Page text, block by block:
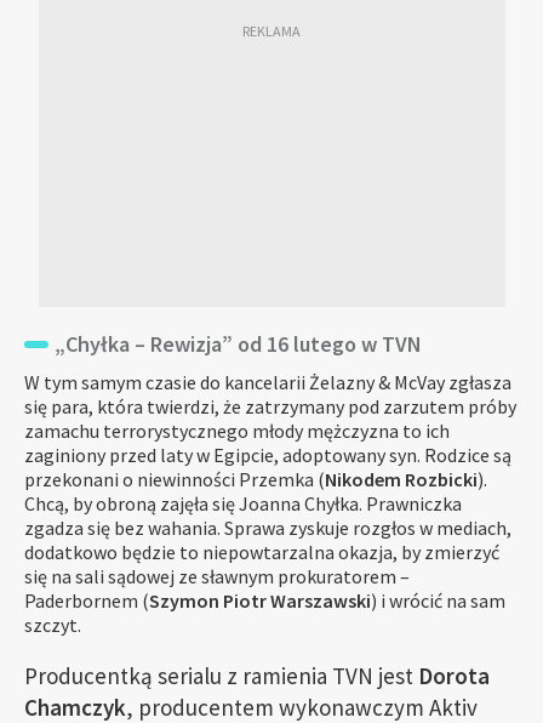
„Chyłka – Rewizja” od 16 lutego w TVN
W tym samym czasie do kancelarii Żelazny & McVay zgłasza
się para, która twierdzi, że zatrzymany pod zarzutem próby
zamachu terrorystycznego młody mężczyzna to ich
zaginiony przed laty w Egipcie, adoptowany syn. Rodzice są
przekonani o niewinności Przemka (Nikodem Rozbicki).
Chcą, by obroną zajęła się Joanna Chyłka. Prawniczka
zgadza się bez wahania. Sprawa zyskuje rozgłos w mediach,
dodatkowo będzie to niepowtarzalna okazja, by zmierzyć
się na sali sądowej ze sławnym prokuratorem –
Paderbornem (Szymon Piotr Warszawski) i wrócić na sam
szczyt.
Producentką serialu z ramienia TVN jest Dorota
Chamczyk, producentem wykonawczym Aktiv